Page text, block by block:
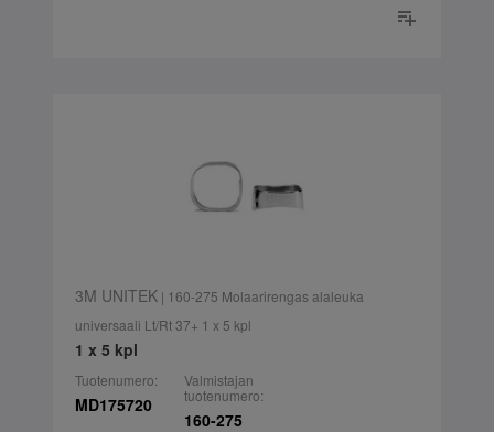
3M UNITEK| 160-275 Molaarirengas alaleuka
universaali Lt/Rt 37+ 1 x 5 kpl
1 x 5 kpl
Tuotenumero:
MD175720
Valmistajan
tuotenumero:
160-275